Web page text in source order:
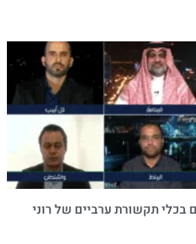
בכלי תקשורת ערביים של רוני